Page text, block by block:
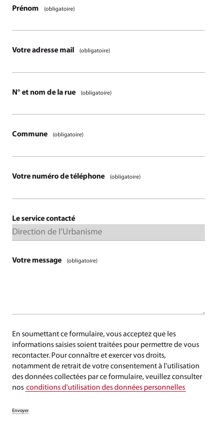
Prénom (obligatoire)
Votre adresse mail (obligatoire)
N° et nom de la rue (obligatoire)
Commune (obligatoire)
Votre numéro de téléphone (obligatoire)
Le service contacté
Votre message (obligatoire)
En soumettant ce formulaire, vous acceptez que les
informations saisies soient traitées pour permettre de vous
recontacter. Pour connaître et exercer vos droits,
notamment de retrait de votre consentement à l'utilisation
des données collectées par ce formulaire, veuillez consulter
nos conditions d'utilisation des données personnelles